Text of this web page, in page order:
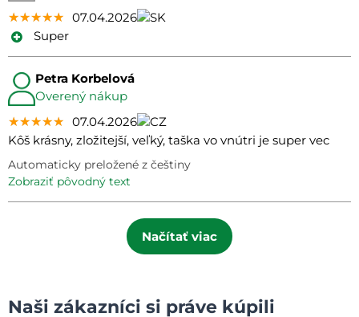
★★★★★
★★★★★
★★★★★ 07.04.2026
Super
Petra Korbelová
Overený nákup
★★★★★
★★★★★
★★★★★ 07.04.2026
Kôš krásny, zložitejší, veľký, taška vo vnútri je super vec
Automaticky preložené z češtiny
zobraziť pôvodný text
Načítať viac
Naši zákazníci si práve kúpili